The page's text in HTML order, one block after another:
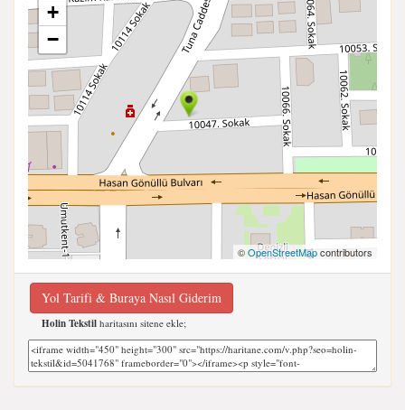
+
−
©OpenStreetMapcontributors
Yol Tarifi & Buraya Nasıl Giderim
Holin Tekstil haritasını sitene ekle;